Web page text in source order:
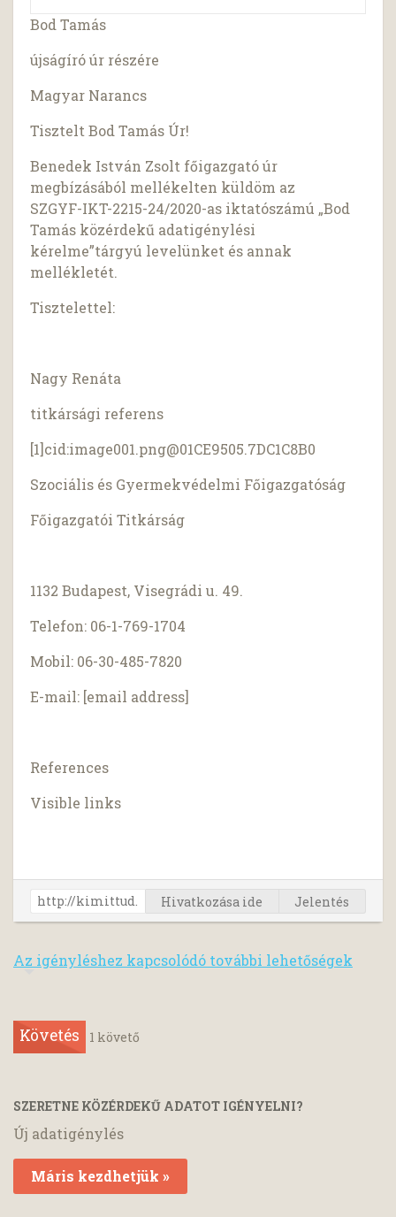
Bod Tamás
újságíró úr részére
Magyar Narancs
Tisztelt Bod Tamás Úr!
Benedek István Zsolt főigazgató úr
megbízásából mellékelten küldöm az
SZGYF-IKT-2215-24/2020-as iktatószámú „Bod
Tamás közérdekű adatigénylési
kérelme”tárgyú levelünket és annak
mellékletét.
Tisztelettel:
Nagy Renáta
titkársági referens
[1]cid:image001.png@01CE9505.7DC1C8B0
Szociális és Gyermekvédelmi Főigazgatóság
Főigazgatói Titkárság
1132 Budapest, Visegrádi u. 49.
Telefon: 06-1-769-1704
Mobil: 06-30-485-7820
E-mail: [email address]
References
Visible links
Hivatkozása ide Jelentés
Az igényléshez kapcsolódó további lehetőségek
Követés 1 követő
SZERETNE KÖZÉRDEKŰ ADATOT IGÉNYELNI?
Új adatigénylés
Máris kezdhetjük »